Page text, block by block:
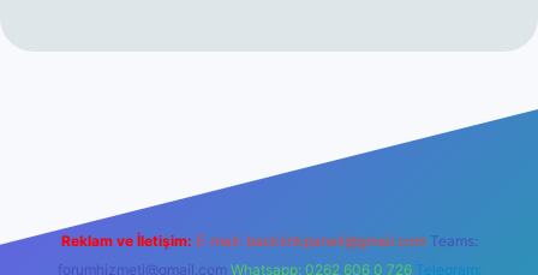
Reklam ve İletişim: E-mail: backlinkpaneli@gmail.com Teams:
forumhizmeti@gmail.com Whatsapp: 0262 606 0 726 Telegram: